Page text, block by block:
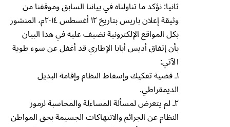
ثانيا: نؤكد ما تناولناه في بياننا السابق وموقفنا من
وثيقة إعلان باريس بتاريخ ١٢ أغسطس ٢٠١٤م، المنشور
بكل المواقع الإلكترونية نضيف عليه في هذا البيان
بأن إتفاق أديس أبابا الإطاري قد أغفل عن سوء طوية
الآتي:
١ـ قضية تفكيك وإسقاط النظام وإقامة البديل
الديمقراطي.
٢ـ لم يتعرض لمسألة المساءلة والمحاسبة لرموز
النظام عن الجرائم والانتهاكات الجسيمة بحق المواطن